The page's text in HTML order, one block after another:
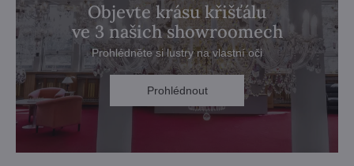
Objevte krásu křišťálu
ve 3 našich showroomech
Prohlédněte si lustry na vlastní oči
Prohlédnout